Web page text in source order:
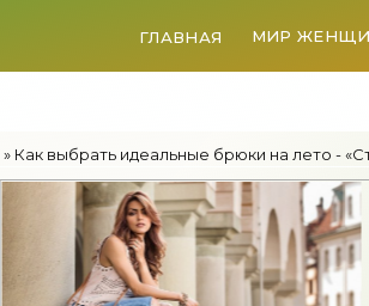
ГЛАВНАЯ МИР
» Как выбрать идеальные брюки на лето -